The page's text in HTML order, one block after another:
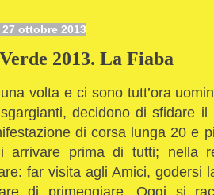
ottobre 2013
2013. La Fiaba
una volta e ci sono tutt’ora
decidono di sfidare il
di corsa lunga 20 e
arrivare prima di tutti; nella
far visita agli Amici, godersi
di primeggiare. Oggi si